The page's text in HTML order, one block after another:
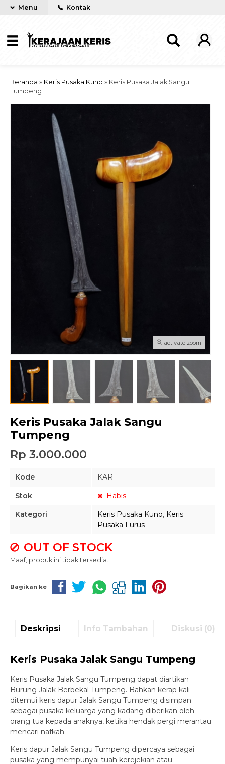
Menu Kontak
Beranda » Keris Pusaka Kuno » Keris Pusaka Jalak Sangu
Tumpeng
activate zoom
Keris Pusaka Jalak Sangu
Tumpeng
Rp 3.000.000
Kode KAR
Stok Habis
Kategori Keris Pusaka Kuno, Keris
Pusaka Lurus
OUT OF STOCK
Maaf, produk ini tidak tersedia.
Bagikan ke
Deskripsi Info Tambahan Diskusi (0)
Keris Pusaka Jalak Sangu Tumpeng
Keris Pusaka Jalak Sangu Tumpeng dapat diartikan
Burung Jalak Berbekal Tumpeng. Bahkan kerap kali
ditemui keris dapur Jalak Sangu Tumpeng disimpan
sebagai pusaka keluarga yang kadang diberikan oleh
orang tua kepada anaknya, ketika hendak pergi merantau
mencari nafkah.
Keris dapur Jalak Sangu Tumpeng dipercaya sebagai
pusaka yang mempunyai tuah kerejekian atau